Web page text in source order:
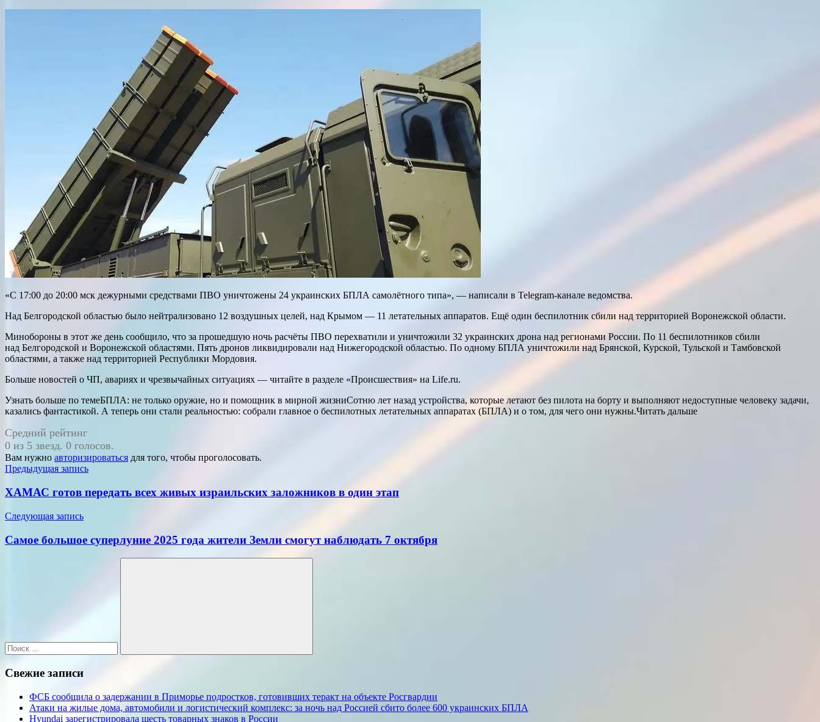
«С 17:00 до 20:00 мск дежурными средствами ПВО уничтожены 24 украинских БПЛА самолётного типа», — написали в Telegram-канале ведомства.
Над Белгородской областью было нейтрализовано 12 воздушных целей, над Крымом — 11 летательных аппаратов. Ещё один беспилотник сбили над территорией Воронежской области.
Минобороны в этот же день сообщило, что за прошедшую ночь расчёты ПВО перехватили и уничтожили 32 украинских дрона над регионами России. По 11 беспилотников сбили
над Белгородской и Воронежской областями. Пять дронов ликвидировали над Нижегородской областью. По одному БПЛА уничтожили над Брянской, Курской, Тульской и Тамбовской
областями, а также над территорией Республики Мордовия.
Больше новостей о ЧП, авариях и чрезвычайных ситуациях — читайте в разделе «Происшествия» на Life.ru.
Узнать больше по темеБПЛА: не только оружие, но и помощник в мирной жизниСотню лет назад устройства, которые летают без пилота на борту и выполняют недоступные человеку задачи,
казались фантастикой. А теперь они стали реальностью: собрали главное о беспилотных летательных аппаратах (БПЛА) и о том, для чего они нужны.Читать дальше
Средний рейтинг
0 из 5 звезд. 0 голосов.
Вам нужно авторизироваться для того, чтобы проголосовать.
Навигация
по
Предыдущая запись
ХАМАС готов передать всех живых израильских заложников в один этап
Следующая запись
Самое большое суперлуние 2025 года жители Земли смогут наблюдать 7 октября
Поиск
Свежие записи
ФСБ сообщила о задержании в Приморье подростков, готовивших теракт на объекте Росгвардии
Атаки на жилые дома, автомобили и логистический комплекс: за ночь над Россией сбито более 600 украинских БПЛА
Hyundai зарегистрировала шесть товарных знаков в России